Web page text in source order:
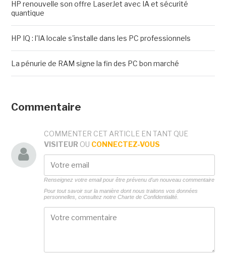
HP renouvelle son offre LaserJet avec IA et sécurité
quantique
HP IQ : l'IA locale s'installe dans les PC professionnels
La pénurie de RAM signe la fin des PC bon marché
Commentaire
COMMENTER CET ARTICLE EN TANT QUE
VISITEUR OU CONNECTEZ-VOUS
Renseignez votre email pour être prévenu d'un nouveau commentaire
Pour tout savoir sur la manière dont nous traitons vos données
personnelles, consultez notre Charte de Confidentialité.